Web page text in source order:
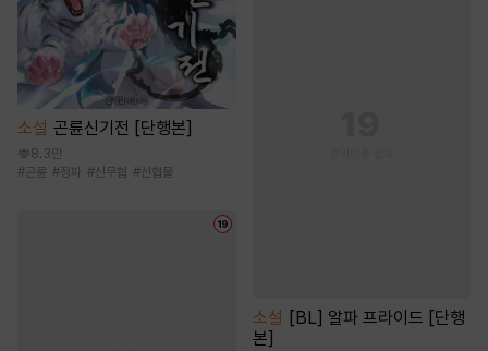
소설 곤륜신기전 [단행본]
8.3만
#곤륜 #정파 #신무협 #선협물
소설
[BL] 알파 프라이드 [단행
본]